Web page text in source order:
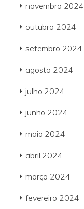
novembro 2024
outubro 2024
setembro 2024
agosto 2024
julho 2024
junho 2024
maio 2024
abril 2024
março 2024
fevereiro 2024